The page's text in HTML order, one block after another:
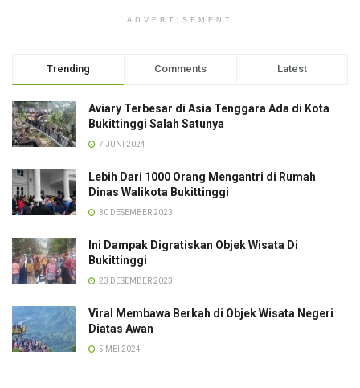
ADVERTISEMENT
Trending Comments Latest
Aviary Terbesar di Asia Tenggara Ada di Kota
Bukittinggi Salah Satunya
7 JUNI 2024
Lebih Dari 1000 Orang Mengantri di Rumah
Dinas Walikota Bukittinggi
30 DESEMBER 2023
Ini Dampak Digratiskan Objek Wisata Di
Bukittinggi
23 DESEMBER 2023
Viral Membawa Berkah di Objek Wisata Negeri
Diatas Awan
5 MEI 2024